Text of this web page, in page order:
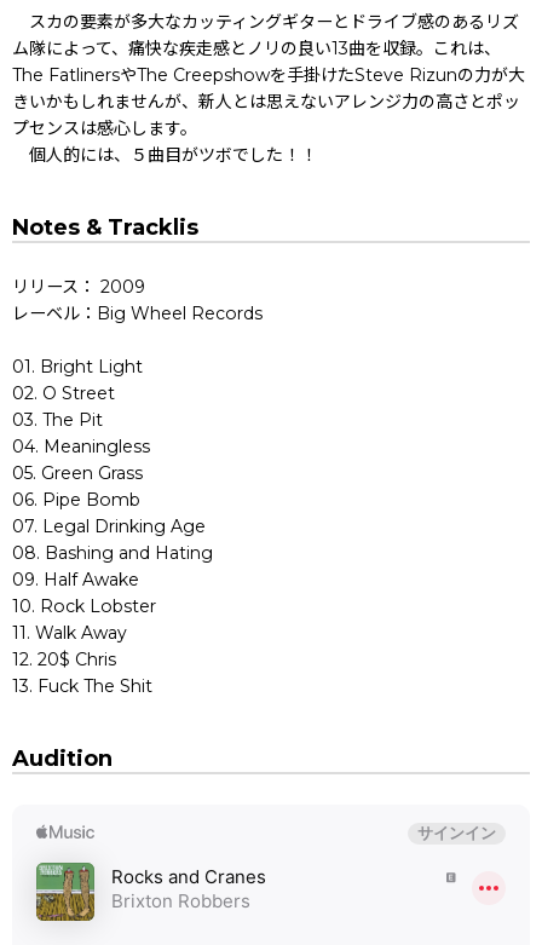
スカの要素が多大なカッティングギターとドライブ感のあるリズ
ム隊によって、痛快な疾走感とノリの良い13曲を収録。これは、
The FatlinersやThe Creepshowを手掛けたSteve Rizunの力が大
きいかもしれませんが、新人とは思えないアレンジ力の高さとポッ
プセンスは感心します。
個人的には、５曲目がツボでした！！
Notes & Tracklis
リリース： 2009
レーベル：Big Wheel Records
01. Bright Light
02. O Street
03. The Pit
04. Meaningless
05. Green Grass
06. Pipe Bomb
07. Legal Drinking Age
08. Bashing and Hating
09. Half Awake
10. Rock Lobster
11. Walk Away
12. 20$ Chris
13. Fuck The Shit
Audition